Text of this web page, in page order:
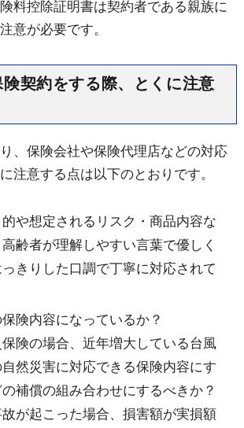
料控除証明書は契約者である親族に
意が必要です。
契約をする際、とくに注意
、保険会社や保険代理店などの対応
注意する点は以下のとおりです。
や想定されるリスク・商品内容な
齢者が理解しやすい言葉で優しく
きりした口調で丁寧に対応されて
険内容になっているか？
険の場合、近年増大している台風
然災害に対応できる保険内容にす
補償の組み合わせにするべきか？
が起こった場合、損害額が実損額